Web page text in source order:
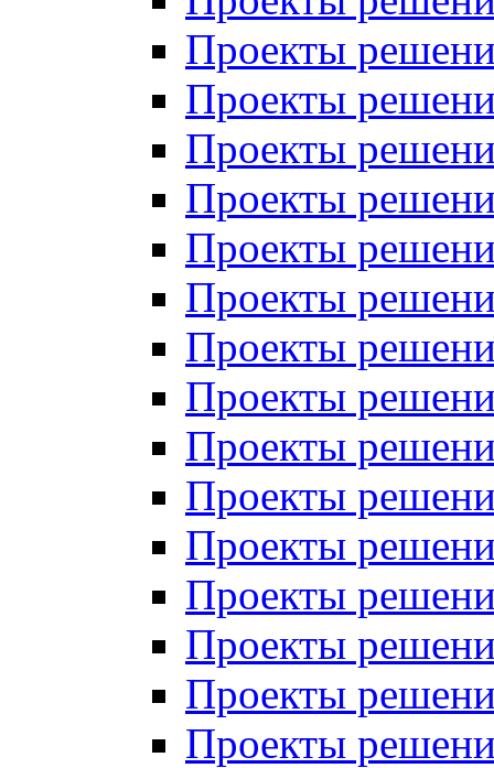
Проекты
Проекты
Проекты
Проекты
Проекты
Проекты
Проекты
Проекты
Проекты
Проекты
Проекты
Проекты
Проекты
Проекты
Проекты